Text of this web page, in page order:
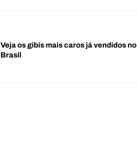
Veja os gibis mais caros já vendidos no
Brasil